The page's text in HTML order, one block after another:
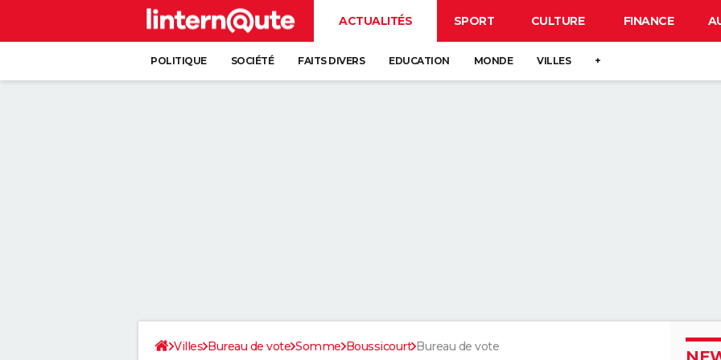
ACTUALITÉS SPORT CULTURE FINANCE
POLITIQUE SOCIÉTÉ FAITS DIVERS EDUCATION MONDE VILLES +
Villes Bureau de vote Somme Boussicourt Bureau de vote